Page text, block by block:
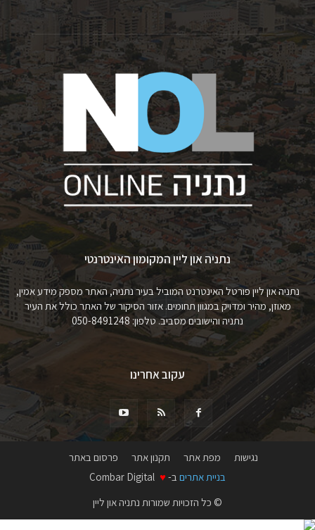
נתניה און ליין המקומון האינטרנטי
נתניה און ליין פורטל האינטרנט המוביל בעיר נתניה, האתר מספק מידע אמין,
מאוזן, מהיר ומדויק במגוון תחומים. אזור הסיקור של האתר כולל את העיר
נתניה והישובים מסביב. טלפון: 050-8491248
עקוב אחרינו
נגישות מפת אתר תקנון אתר
פרסום באתר
בניית אתרים ב- ♥
© כל הזכויות שמורות נתניה און ליין